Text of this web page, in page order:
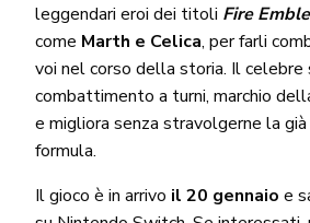
leggendari eroi dei titoli Fire
come Marth e Celica, per farli
voi nel corso della storia. Il celebre
combattimento a turni, marchio
e migliora senza stravolgerne la
formula.
Il gioco è in arrivo il 20 gennaio e